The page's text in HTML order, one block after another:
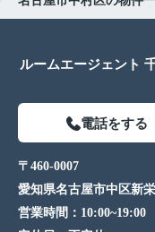
ルームエージェント
電話をする
〒460-0007
愛知県名古屋市中区新
営業時間： 10:00~19:00